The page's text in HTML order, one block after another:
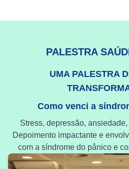
PALESTRA
UMA PALESTRA
Como venci a
Stress, depressão,
Depoimento impactante e
com a síndrome do pânico e